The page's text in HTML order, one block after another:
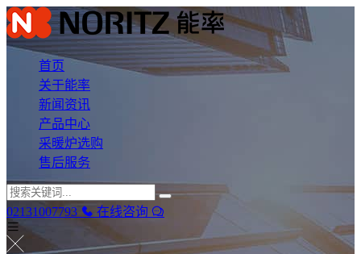
首页
关于能率
新闻资讯
产品中心
采暖炉选购
售后服务
02131007793 在线咨询